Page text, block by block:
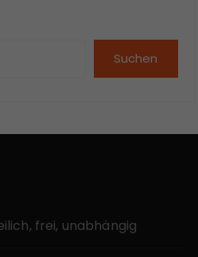
Suchen
frei, unabhängig